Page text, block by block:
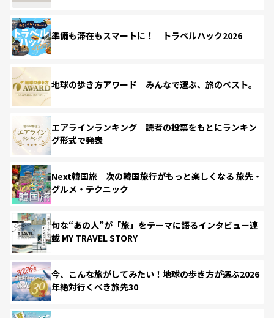
準備も滞在もスマートに！ トラベルハック2026
地球の歩き方アワード みんなで選ぶ、旅のベスト。
エアラインランキング 読者の投票をもとにランキン
グ形式で発表
Next韓国旅 次の韓国旅行がもっと楽しくなる 旅先・
グルメ・テクニック
旬な“あの人”が「旅」をテーマに語るインタビュー連
載 MY TRAVEL STORY
今、こんな旅がしてみたい！地球の歩き方が選ぶ2026
年絶対行くべき旅先30